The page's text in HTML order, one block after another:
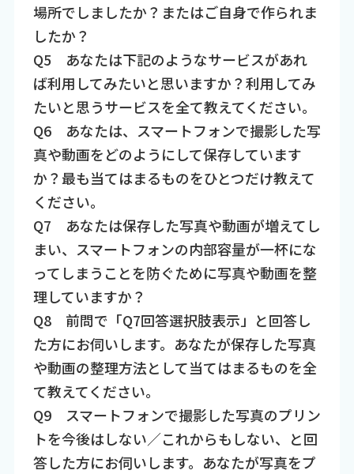
場所でしましたか？またはご自身で作られま
したか？
Q5 あなたは下記のようなサービスがあれ
ば利用してみたいと思いますか？利用してみ
たいと思うサービスを全て教えてください。
Q6 あなたは、スマートフォンで撮影した写
真や動画をどのようにして保存しています
か？最も当てはまるものをひとつだけ教えて
ください。
Q7 あなたは保存した写真や動画が増えてし
まい、スマートフォンの内部容量が一杯にな
ってしまうことを防ぐために写真や動画を整
理していますか？
Q8 前問で「Q7回答選択肢表示」と回答し
た方にお伺いします。あなたが保存した写真
や動画の整理方法として当てはまるものを全
て教えてください。
Q9 スマートフォンで撮影した写真のプリン
トを今後はしない／これからもしない、と回
答した方にお伺いします。あなたが写真をプ